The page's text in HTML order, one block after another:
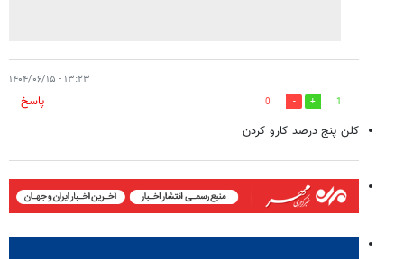
۱۳:۲۳ - ۱۴۰۴/۰۶/۱۵
1
0
پاسخ
کلن پنج درصد کارو کردن